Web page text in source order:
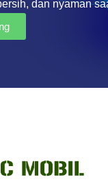
dan nyaman